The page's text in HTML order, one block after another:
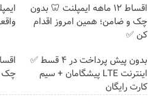
اقساط ۱۲ ماهه ایمپلنت 🦷 بدون
چک و ضامن؛ همین امروز اقدام
کن ✅
بدون پیش پرداخت در 4 قسط ✅
اینترنت LTE پیشگامان + سیم
کارت رایگان
چک